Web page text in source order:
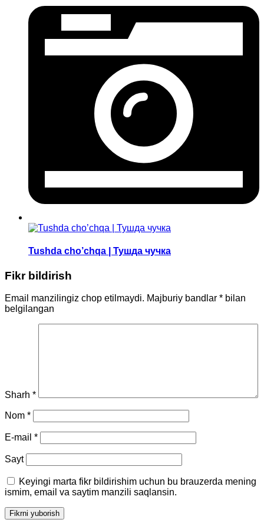
Tushda cho’chqa | Тушда чучка
Fikr bildirish
Email manzilingiz chop etilmaydi. Majburiy bandlar * bilan
belgilangan
Sharh *
Nom *
E-mail *
Sayt
Keyingi marta fikr bildirishim uchun bu brauzerda mening
ismim, email va saytim manzili saqlansin.